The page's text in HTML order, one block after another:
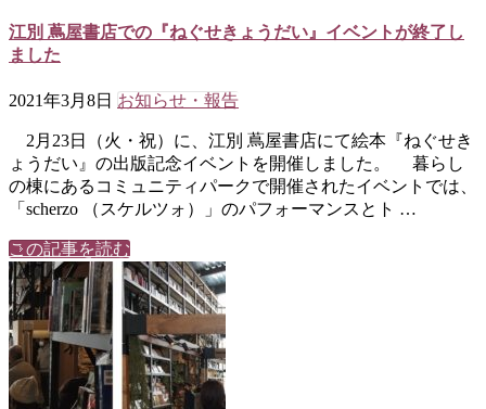
江別 蔦屋書店での『ねぐせきょうだい』イベントが終了し
ました
2021年3月8日 お知らせ・報告
2月23日（火・祝）に、江別 蔦屋書店にて絵本『ねぐせき
ょうだい』の出版記念イベントを開催しました。 暮らし
の棟にあるコミュニティパークで開催されたイベントでは、
「scherzo （スケルツォ）」のパフォーマンスとト …
この記事を読む